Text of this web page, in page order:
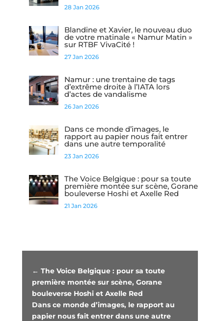
28 Jan 2026
Blandine et Xavier, le nouveau duo
de votre matinale « Namur Matin »
sur RTBF VivaCité !
27 Jan 2026
Namur : une trentaine de tags
d’extrême droite à l’IATA lors
d’actes de vandalisme
26 Jan 2026
Dans ce monde d’images, le
rapport au papier nous fait entrer
dans une autre temporalité
23 Jan 2026
The Voice Belgique : pour sa toute
première montée sur scène, Gorane
bouleverse Hoshi et Axelle Red
21 Jan 2026
← The Voice Belgique : pour sa toute
première montée sur scène, Gorane
bouleverse Hoshi et Axelle Red
Dans ce monde d’images, le rapport au
papier nous fait entrer dans une autre